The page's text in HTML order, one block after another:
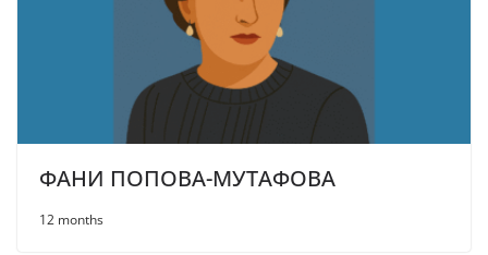
ФАНИ ПОПОВА-МУТАФОВА
12 months